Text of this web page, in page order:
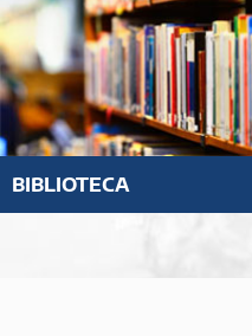
BIBLIOTECA